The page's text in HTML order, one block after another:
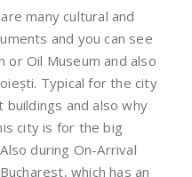
many cultural and
and you can see
or Oil Museum and also
Typical for the city
buildings and also why
city is for the big
during On-Arrival
which has an